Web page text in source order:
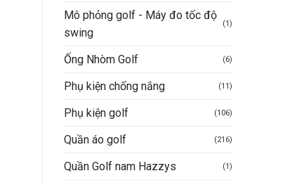
Mô phỏng golf - Máy đo tốc độ
swing
(1)
Ống Nhòm Golf (6)
Phụ kiện chống nắng (11)
Phụ kiện golf (106)
Quần áo golf (216)
Quần Golf nam Hazzys (1)